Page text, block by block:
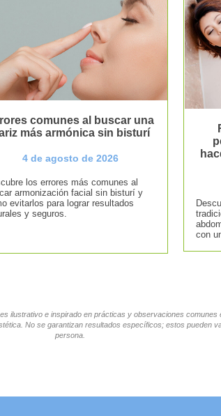
comunes al buscar una
más armónica sin bisturí
4 de agosto de 2026
los errores más comunes al
armonización facial sin bisturí y
evitarlos para lograr resultados
y seguros.
con
ilustrativo e inspirado en prácticas y observaciones
No se garantizan resultados específicos; estos pueden
persona.